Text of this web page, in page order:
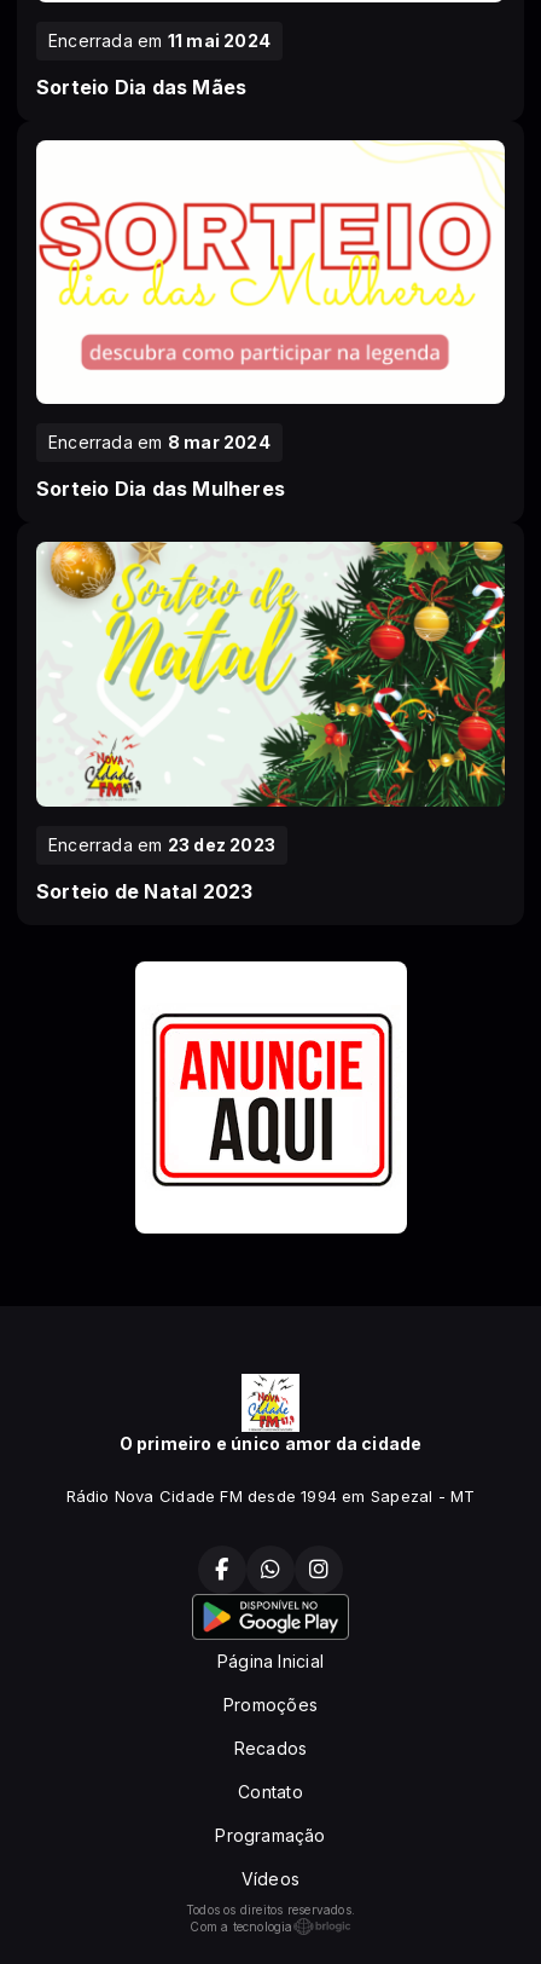
Encerrada em 11 mai 2024
Sorteio Dia das Mães
Encerrada em 8 mar 2024
Sorteio Dia das Mulheres
Encerrada em 23 dez 2023
Sorteio de Natal 2023
O primeiro e único amor da cidade
Rádio Nova Cidade FM desde 1994 em Sapezal - MT
Página Inicial
Promoções
Recados
Contato
Programação
Vídeos
Todos os direitos reservados.
Com a tecnologia